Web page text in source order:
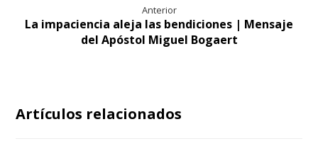
Anterior
La impaciencia aleja las bendiciones | Mensaje
del Apóstol Miguel Bogaert
Artículos relacionados